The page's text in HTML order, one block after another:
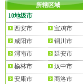
所辖区域
10地级市
西安市
宝鸡市
咸阳市
铜川市
渭南市
延安市
榆林市
汉中市
安康市
商洛市